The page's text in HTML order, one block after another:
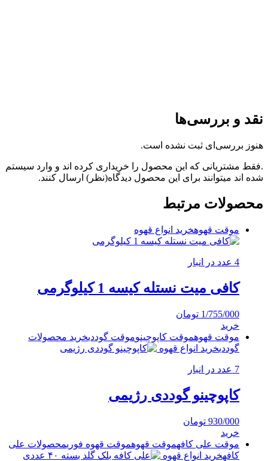
نقد و بررسی‌ها
هنوز بررسی‌ای ثبت نشده است.
.فقط مشتریانی که این محصول را خریداری کرده اند و وارد سیستم
شده اند میتوانند برای این محصول دیدگاه(نظر) ارسال کنند.
محصولات مرتبط
موقت قهوهخرید انواع قهوه
4 عدد در انبار
کافی میت نستله کیسه 1 کیلوگرمی
1/755/000 تومان
خرید
موقت قهوهموقت کاپوچینوموقت گوددیخرید محصولات
گوددیخرید انواع قهوه
7 عدد در انبار
کاپوچینو گوددی رژیمی
930/000 تومان
خرید
موقت علی کافهموقت قهوهموقت قهوه فوریمحصولات علی
کافهخرید انواع قهوه